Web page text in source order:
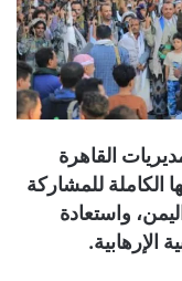
القاهرة
الكاملة للمشاركة
واستعادة
الإرهابية.